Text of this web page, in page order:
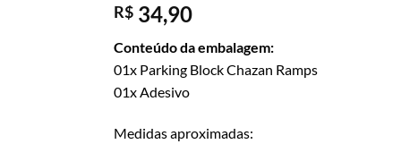
R$ 34,90
Conteúdo da embalagem:
01x Parking Block Chazan Ramps
01x Adesivo
Medidas aproximadas: